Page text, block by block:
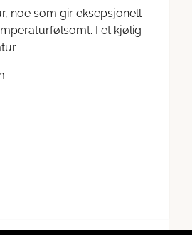
noe som gir eksepsjonell
I et kjølig